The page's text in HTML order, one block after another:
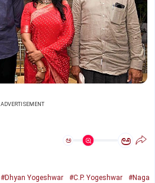
ADVERTISEMENT
ಅ ಅ
#Dhyan Yogeshwar #C.P. Yogeshwar
#Naga